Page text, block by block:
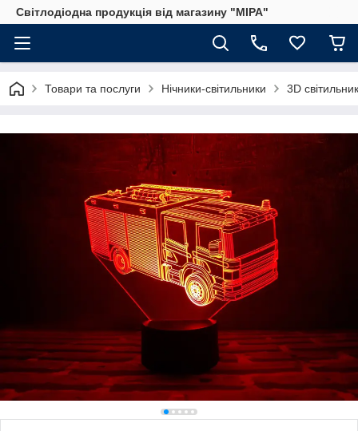
Світлодіодна продукція від магазину "МІРА"
Товари та послуги Нічники-світильники 3D